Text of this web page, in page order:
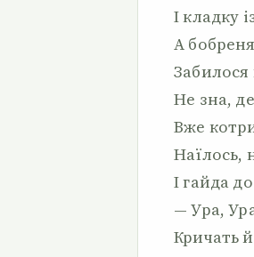
І кладку
А
Не зна,
Вже
Наїлось,
І гайда
— Ура,
Кричать